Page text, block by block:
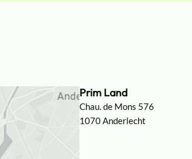
Prim Land
Chau. de Mons 576
1070 Anderlecht